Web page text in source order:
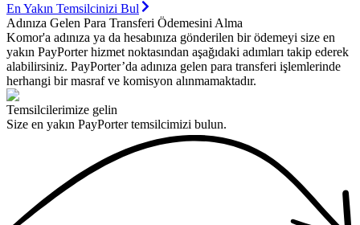
En Yakın Temsilcinizi Bul
Adınıza Gelen Para Transferi Ödemesini Alma
Komor'a adınıza ya da hesabınıza gönderilen bir ödemeyi size en
yakın PayPorter hizmet noktasından aşağıdaki adımları takip ederek
alabilirsiniz. PayPorter’da adınıza gelen para transferi işlemlerinde
herhangi bir masraf ve komisyon alınmamaktadır.
Temsilcilerimize gelin
Size en yakın PayPorter temsilcimizi bulun.